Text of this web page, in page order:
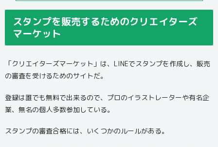
スタンプを販売するためのクリエイターズ
マーケット
「クリエイターズマーケット」は、LINEでスタンプを作成し、販売
の審査を受けるためのサイトだ。
登録は誰でも無料で出来るので、プロのイラストレーターや有名企
業、無名の個人多数参加している。
スタンプの審査合格には、いくつかのルールがある。